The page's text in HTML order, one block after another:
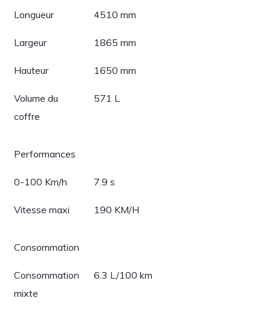
Longueur 4510 mm
Largeur 1865 mm
Hauteur 1650 mm
Volume du
coffre
571 L
Performances
0-100 Km/h 7.9 s
Vitesse maxi 190 KM/H
Consommation
Consommation
mixte
6.3 L/100 km